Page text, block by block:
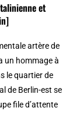
et
artère de
un hommage à
le quartier de
de Berlin-est se
file d’attente